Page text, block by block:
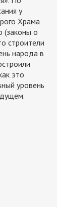
у
Храма
(законы о
строители
народа в
это
уровень